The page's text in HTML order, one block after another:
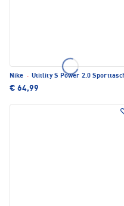
Nike · Utitlity S Power 2.0
€ 64,99